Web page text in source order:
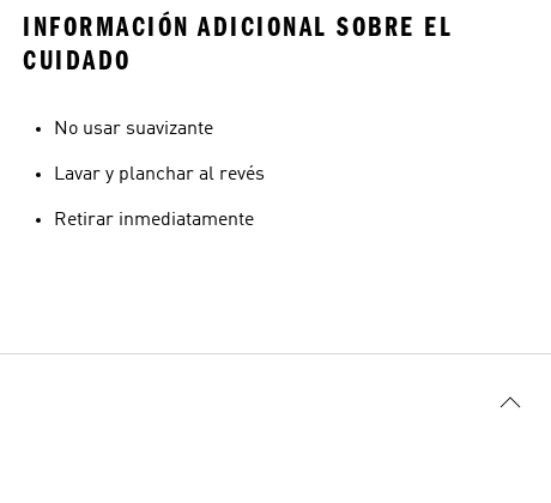
INFORMACIÓN ADICIONAL SOBRE EL
CUIDADO
No usar suavizante
Lavar y planchar al revés
Retirar inmediatamente